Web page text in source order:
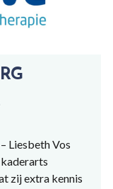
Liesbeth Vos
zij extra kennis